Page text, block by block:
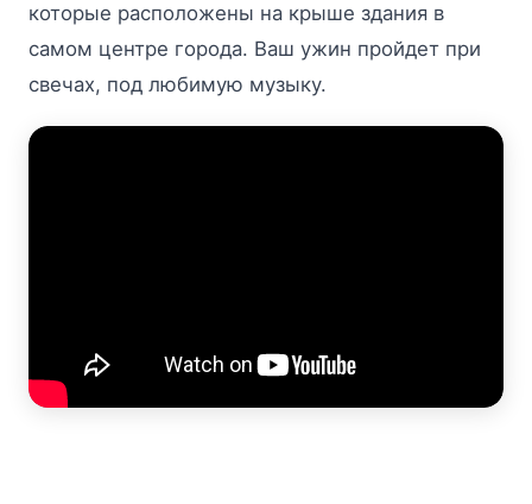
которые расположены на крыше здания в
самом центре города. Ваш ужин пройдет при
свечах, под любимую музыку.